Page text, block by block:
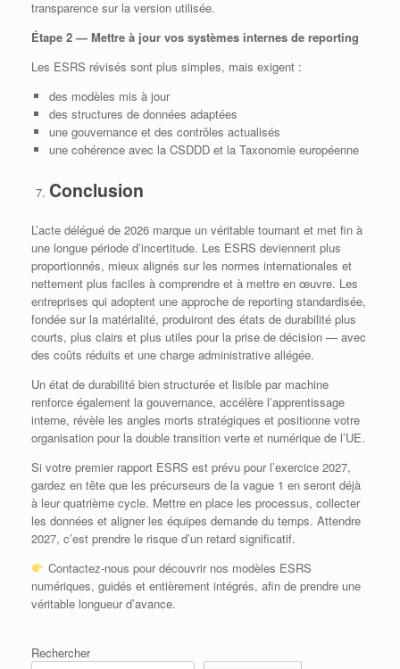
transparence sur la version utilisée.
Étape 2 — Mettre à jour vos systèmes internes de reporting
Les ESRS révisés sont plus simples, mais exigent :
des modèles mis à jour
des structures de données adaptées
une gouvernance et des contrôles actualisés
une cohérence avec la CSDDD et la Taxonomie européenne
Conclusion
L’acte délégué de 2026 marque un véritable tournant et met fin à
une longue période d’incertitude. Les ESRS deviennent plus
proportionnés, mieux alignés sur les normes internationales et
nettement plus faciles à comprendre et à mettre en œuvre. Les
entreprises qui adoptent une approche de reporting standardisée,
fondée sur la matérialité, produiront des états de durabilité plus
courts, plus clairs et plus utiles pour la prise de décision — avec
des coûts réduits et une charge administrative allégée.
Un état de durabilité bien structurée et lisible par machine
renforce également la gouvernance, accélère l’apprentissage
interne, révèle les angles morts stratégiques et positionne votre
organisation pour la double transition verte et numérique de l’UE.
Si votre premier rapport ESRS est prévu pour l’exercice 2027,
gardez en tête que les précurseurs de la vague 1 en seront déjà
à leur quatrième cycle. Mettre en place les processus, collecter
les données et aligner les équipes demande du temps. Attendre
2027, c’est prendre le risque d’un retard significatif.
Contactez‑nous pour découvrir nos modèles ESRS
numériques, guidés et entièrement intégrés, afin de prendre une
véritable longueur d’avance.
Rechercher